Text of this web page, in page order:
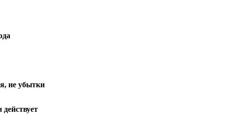
не убытки
действует